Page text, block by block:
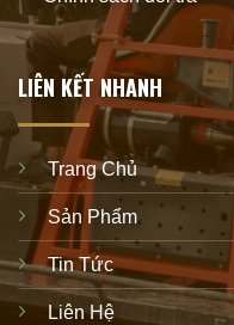
LIÊN KẾT NHANH
Trang Chủ
Sản Phẩm
Tin Tức
Liên Hệ